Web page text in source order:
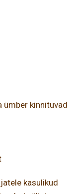
ümber kinnituvad
kasulikud